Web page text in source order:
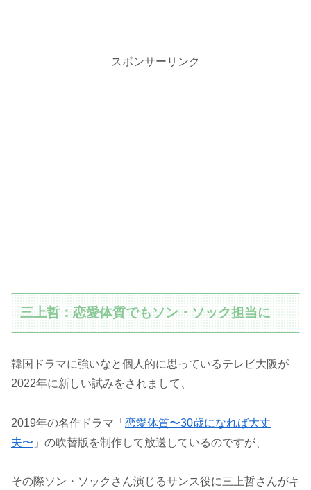
スポンサーリンク
三上哲：恋愛体質でもソン・ソック担当に
韓国ドラマに強いなと個人的に思っているテレビ大阪が
2022年に新しい試みをされまして、
2019年の名作ドラマ「 恋愛体質〜30歳になれば大丈
夫〜 」の吹替版を制作して放送しているのですが、
その際ソン・ソックさん演じるサンス役に三上哲さんがキ